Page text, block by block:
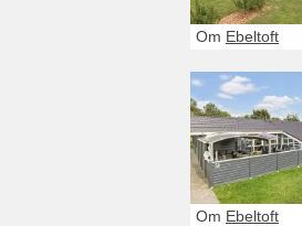
Om Ebeltoft
Om Ebeltoft